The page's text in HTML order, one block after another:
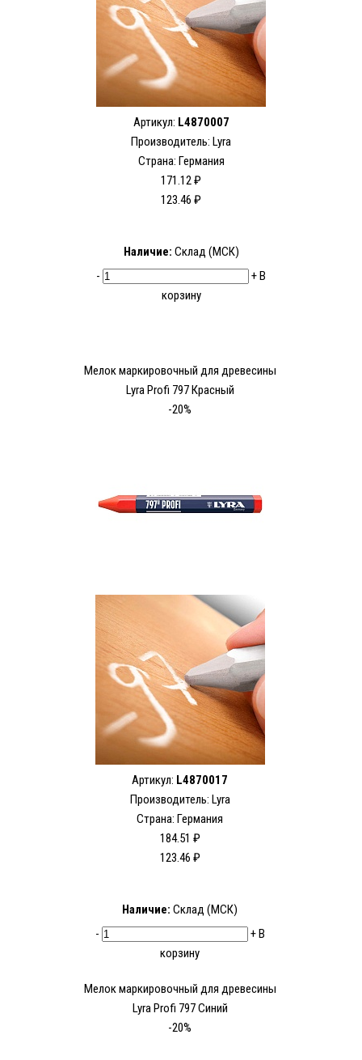
Артикул: L4870007
Производитель: Lyra
Страна: Германия
171.12 ₽
123.46 ₽
Наличие: Склад (МСК)
-
+В
корзину
Мелок маркировочный для древесины
Lyra Profi 797 Красный
-20%
Артикул: L4870017
Производитель: Lyra
Страна: Германия
184.51 ₽
123.46 ₽
Наличие: Склад (МСК)
-
+В
корзину
Мелок маркировочный для древесины
Lyra Profi 797 Синий
-20%